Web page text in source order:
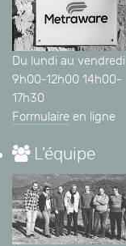
Du lundi au vendredi
9h00-12h00 14h00-
17h30
Formulaire en ligne
L'équipe